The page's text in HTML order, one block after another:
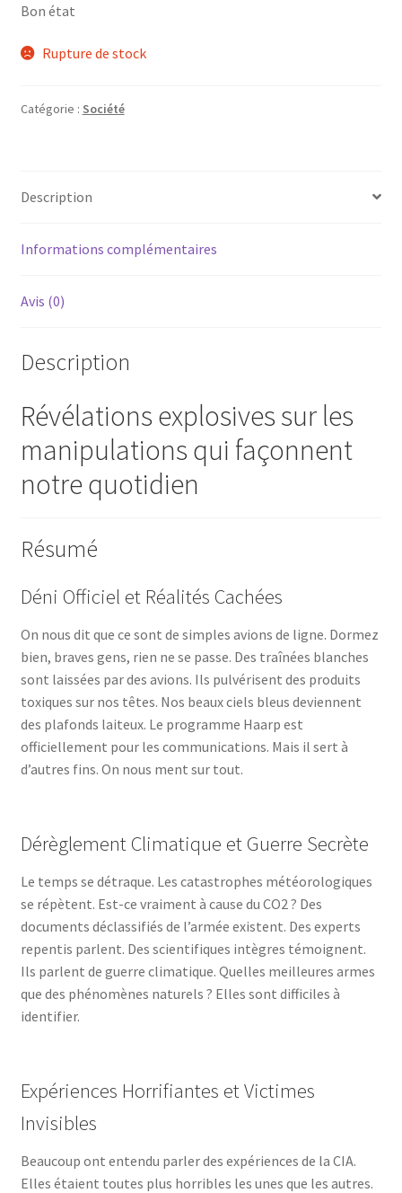
Bon état
Rupture de stock
Catégorie : Société
Description
Informations complémentaires
Avis (0)
Description
Révélations explosives sur les
manipulations qui façonnent
notre quotidien
Résumé
Déni Officiel et Réalités Cachées
On nous dit que ce sont de simples avions de ligne. Dormez
bien, braves gens, rien ne se passe. Des traînées blanches
sont laissées par des avions. Ils pulvérisent des produits
toxiques sur nos têtes. Nos beaux ciels bleus deviennent
des plafonds laiteux. Le programme Haarp est
officiellement pour les communications. Mais il sert à
d’autres fins. On nous ment sur tout.
Dérèglement Climatique et Guerre Secrète
Le temps se détraque. Les catastrophes météorologiques
se répètent. Est-ce vraiment à cause du CO2 ? Des
documents déclassifiés de l’armée existent. Des experts
repentis parlent. Des scientifiques intègres témoignent.
Ils parlent de guerre climatique. Quelles meilleures armes
que des phénomènes naturels ? Elles sont difficiles à
identifier.
Expériences Horrifiantes et Victimes
Invisibles
Beaucoup ont entendu parler des expériences de la CIA.
Elles étaient toutes plus horribles les unes que les autres.